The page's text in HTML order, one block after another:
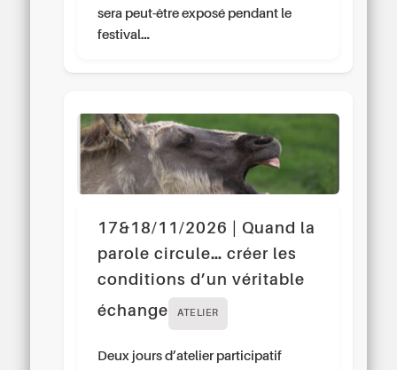
sera peut-être exposé pendant le
festival…
17&18/11/2026 | Quand la
parole circule… créer les
conditions d’un véritable
échange
ATELIER
Deux jours d’atelier participatif